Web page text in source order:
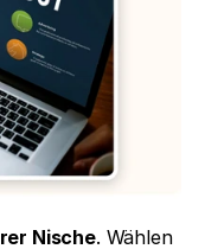
Nische. Wählen